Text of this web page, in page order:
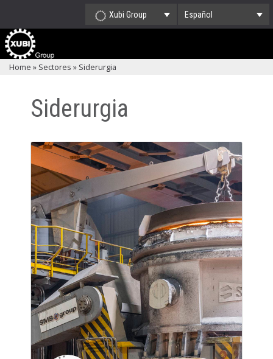
Xubi Group Español
Home » Sectores » Siderurgia
Siderurgia